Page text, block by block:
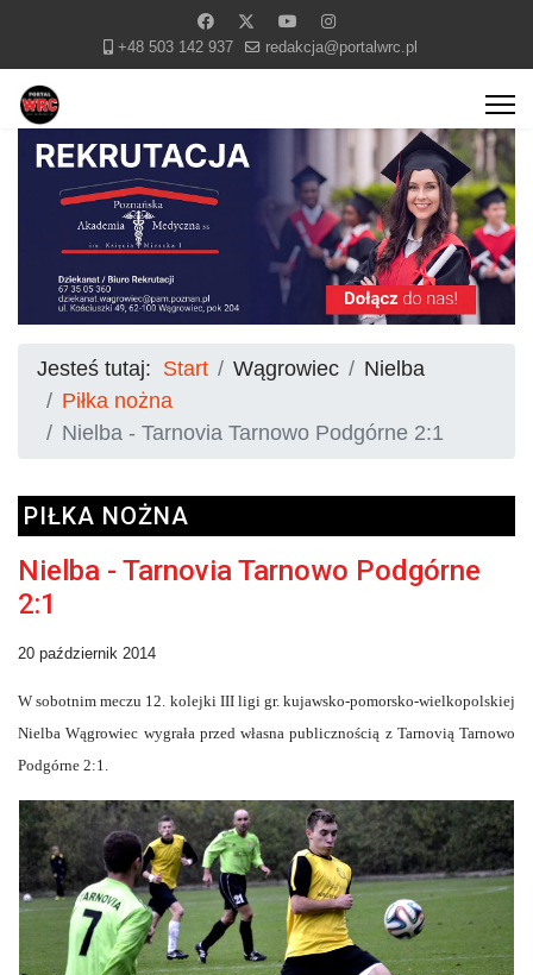
+48 503 142 937 redakcja@portalwrc.pl
Jesteś tutaj: Start Wągrowiec
Nielba
Piłka nożna
Nielba - Tarnovia Tarnowo Podgórne 2:1
PIŁKA NOŻNA
Nielba - Tarnovia Tarnowo Podgórne
2:1
20 październik 2014
W sobotnim meczu 12. kolejki III ligi gr. kujawsko-pomorsko-wielkopolskiej
Nielba Wągrowiec wygrała przed własna publicznością z Tarnovią Tarnowo
Podgórne 2:1.